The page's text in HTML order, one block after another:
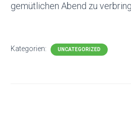
gemütlichen Abend zu
Kategorien: UNCATEGORIZED